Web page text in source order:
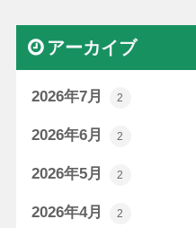
アーカイブ
2026年7月 2
2026年6月 2
2026年5月 2
2026年4月 2